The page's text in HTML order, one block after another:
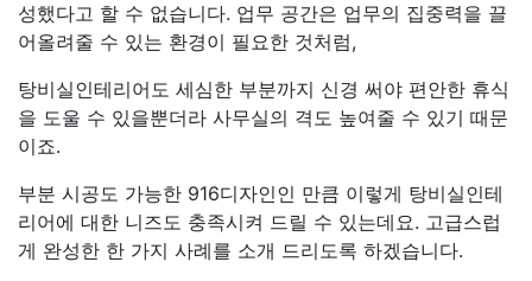
성했다고 할 수 없습니다. 업무 공간은 업무의 집중력을 끌
어올려줄 수 있는 환경이 필요한 것처럼,
탕비실인테리어도 세심한 부분까지 신경 써야 편안한 휴식
을 도울 수 있을뿐더라 사무실의 격도 높여줄 수 있기 때문
이죠.
부분 시공도 가능한 916디자인인 만큼 이렇게 탕비실인테
리어에 대한 니즈도 충족시켜 드릴 수 있는데요. 고급스럽
게 완성한 한 가지 사례를 소개 드리도록 하겠습니다.